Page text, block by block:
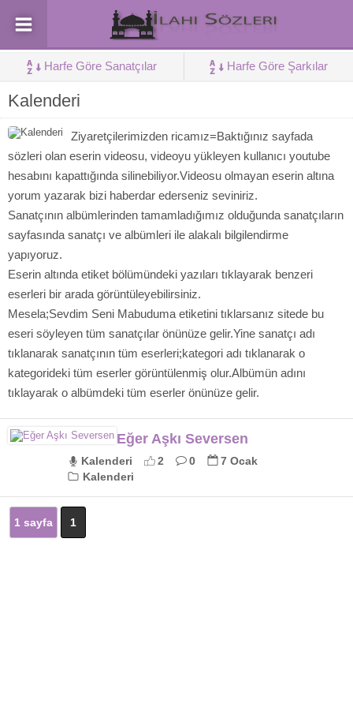
Harfe Göre Sanatçılar Harfe Göre Şarkılar
Kalenderi
Ziyaretçilerimizden ricamız=Baktığınız sayfada
sözleri olan eserin videosu, videoyu yükleyen kullanıcı youtube
hesabını kapattığında silinebiliyor.Videosu olmayan eserin altına
yorum yazarak bizi haberdar ederseniz seviniriz.
Sanatçının albümlerinden tamamladığımız olduğunda sanatçıların
sayfasında sanatçı ve albümleri ile alakalı bilgilendirme
yapıyoruz.
Eserin altında etiket bölümündeki yazıları tıklayarak benzeri
eserleri bir arada görüntüleyebilirsiniz.
Mesela;Sevdim Seni Mabuduma etiketini tıklarsanız sitede bu
eseri söyleyen tüm sanatçılar önünüze gelir.Yine sanatçı adı
tıklanarak sanatçının tüm eserleri;kategori adı tıklanarak o
kategorideki tüm eserler görüntülenmiş olur.Albümün adını
tıklayarak o albümdeki tüm eserler önünüze gelir.
Eğer Aşkı Seversen
Kalenderi 2 0
7 Ocak
Kalenderi
1 sayfa 1